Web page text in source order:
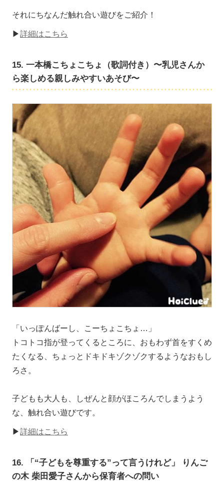
それにちなんだ触れ合い遊びをご紹介！
▶詳細はこちら
15. 一本橋こちょこちょ（歌詞付き）〜乳児さんか
ら楽しめる親しみやすいあそび〜
「いっぽんばーし、こーちょこちょ…」
トコトコ指が登ってくるところに、おもわず首をすくめ
たくなる、ちょっとドキドキゾクゾクするようなおもし
ろさ。
子どもも大人も、しぜんと顔がほころんでしまうよう
な、触れ合い遊びです。
▶詳細はこちら
16. 「“子どもを尊重する”って言うけれど」 りんご
の木 柴田愛子さんから保育者への問い